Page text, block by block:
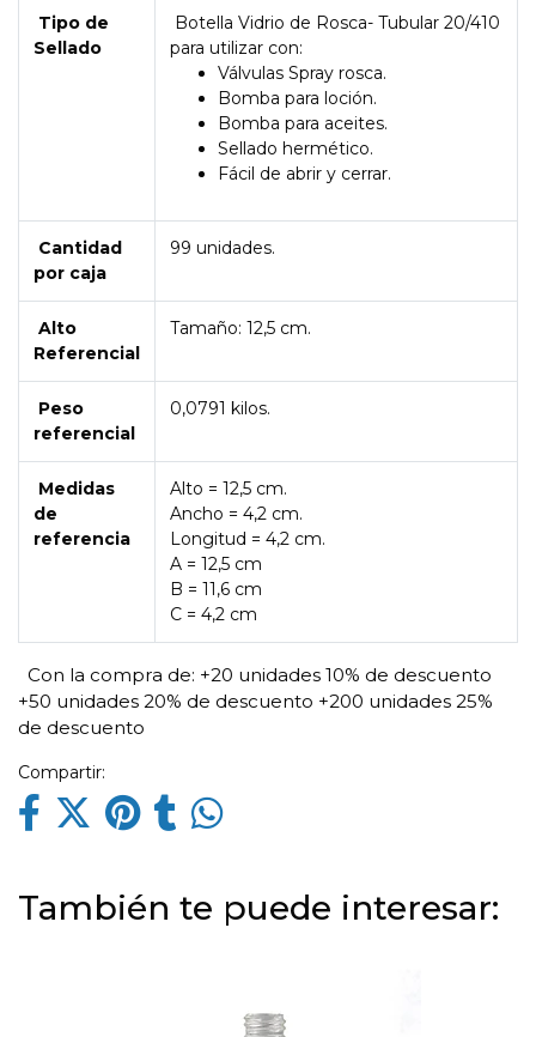
Tipo de
Sellado
Botella Vidrio de Rosca- Tubular 20/410
para utilizar con:
Válvulas Spray rosca.
Bomba para loción.
Bomba para aceites.
Sellado hermético.
Fácil de abrir y cerrar.
Cantidad
por caja
99 unidades.
Alto
Referencial
Tamaño: 12,5 cm.
Peso
referencial
0,0791 kilos.
Medidas
de
referencia
Alto = 12,5 cm.
Ancho = 4,2 cm.
Longitud = 4,2 cm.
A = 12,5 cm
B = 11,6 cm
C = 4,2 cm
Con la compra de: +20 unidades 10% de descuento
+50 unidades 20% de descuento +200 unidades 25%
de descuento
Compartir:
También te puede interesar: